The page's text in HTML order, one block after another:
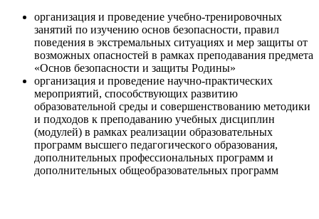
организация и проведение учебно-тренировочных
занятий по изучению основ безопасности, правил
поведения в экстремальных ситуациях и мер защиты от
возможных опасностей в рамках преподавания предмета
«Основ безопасности и защиты Родины»
организация и проведение научно-практических
мероприятий, способствующих развитию
образовательной среды и совершенствованию методики
и подходов к преподаванию учебных дисциплин
(модулей) в рамках реализации образовательных
программ высшего педагогического образования,
дополнительных профессиональных программ и
дополнительных общеобразовательных программ